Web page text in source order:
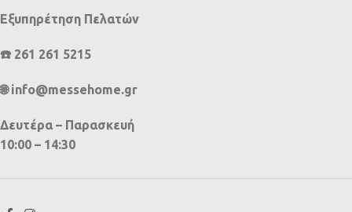
Εξυπηρέτηση Πελατών
☎️ 261 261 5215
🌐 info@messehome.gr
Δευτέρα – Παρασκευή
10:00 – 14:30